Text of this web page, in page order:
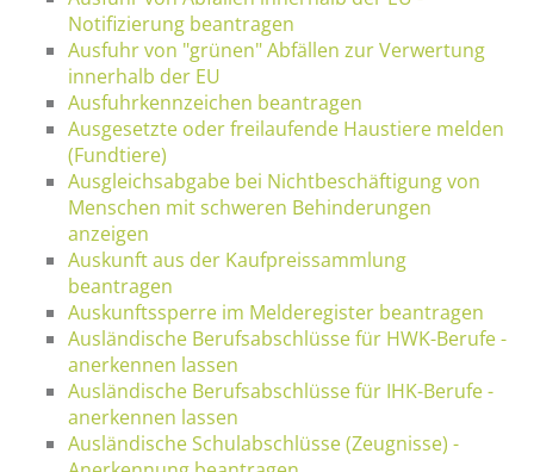
Notifizierung beantragen
Ausfuhr von "grünen" Abfällen zur Verwertung
innerhalb der EU
Ausfuhrkennzeichen beantragen
Ausgesetzte oder freilaufende Haustiere melden
(Fundtiere)
Ausgleichsabgabe bei Nichtbeschäftigung von
Menschen mit schweren Behinderungen
anzeigen
Auskunft aus der Kaufpreissammlung
beantragen
Auskunftssperre im Melderegister beantragen
Ausländische Berufsabschlüsse für HWK-Berufe -
anerkennen lassen
Ausländische Berufsabschlüsse für IHK-Berufe -
anerkennen lassen
Ausländische Schulabschlüsse (Zeugnisse) -